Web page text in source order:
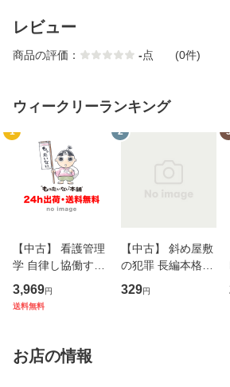
レビュー
商品の評価： -点 (0件)
ウィークリーランキング
1
【中古】 看護管理
学 自律し協働する
専門職の看護マネ
ジメントスキル 改
恵 藤本幸三 / 南江
堂 [単行
3,969円
送料無料
2
【中古】 斜め屋敷
の犯罪 長編本格推
理小説 (光文社文
庫) / 島田荘司 / 光
329円
お店の情報